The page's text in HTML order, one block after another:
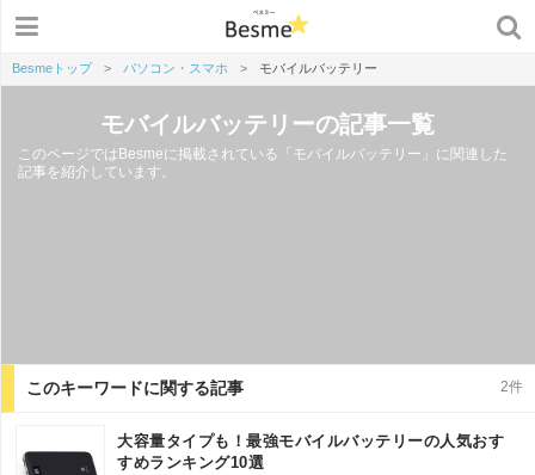
Besmeトップ > パソコン・スマホ > モバイルバッテリー
モバイルバッテリーの記事一覧
このページではBesmeに掲載されている「モバイルバッテリー」に関連した
記事を紹介しています。
このキーワードに関する記事 2件
大容量タイプも！最強モバイルバッテリーの人気おす
すめランキング10選